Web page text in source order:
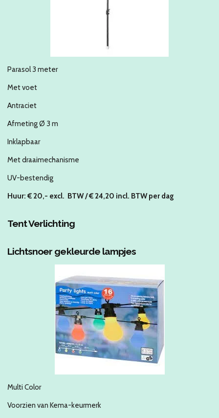
Parasol 3 meter
Met voet
Antraciet
AfmetingØ 3 m
Inklapbaar
Met draaimechanisme
UV-bestendig
Huur: € 20,- excl. BTW / € 24,20 incl. BTW per dag
Tent Verlichting
Lichtsnoer gekleurde lampjes
Multi Color
Voorzien van Kema-keurmerk